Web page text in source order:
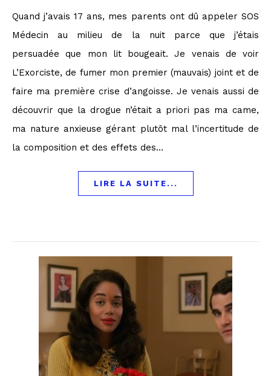
Quand j’avais 17 ans, mes parents ont dû appeler SOS
Médecin au milieu de la nuit parce que j’étais
persuadée que mon lit bougeait. Je venais de voir
L’Exorciste, de fumer mon premier (mauvais) joint et de
faire ma première crise d’angoisse. Je venais aussi de
découvrir que la drogue n’était a priori pas ma came,
ma nature anxieuse gérant plutôt mal l’incertitude de
la composition et des effets des…
LIRE LA SUITE...